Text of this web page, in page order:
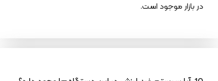
در بازار موجود است.